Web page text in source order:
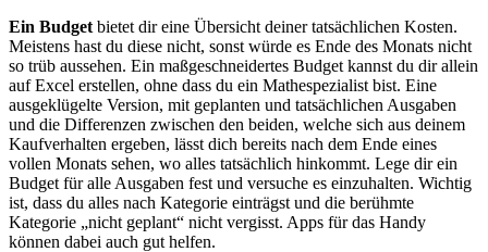
Ein Budget bietet dir eine Übersicht deiner tatsächlichen Kosten.
Meistens hast du diese nicht, sonst würde es Ende des Monats nicht
so trüb aussehen. Ein maßgeschneidertes Budget kannst du dir allein
auf Excel erstellen, ohne dass du ein Mathespezialist bist. Eine
ausgeklügelte Version, mit geplanten und tatsächlichen Ausgaben
und die Differenzen zwischen den beiden, welche sich aus deinem
Kaufverhalten ergeben, lässt dich bereits nach dem Ende eines
vollen Monats sehen, wo alles tatsächlich hinkommt. Lege dir ein
Budget für alle Ausgaben fest und versuche es einzuhalten. Wichtig
ist, dass du alles nach Kategorie einträgst und die berühmte
Kategorie „nicht geplant“ nicht vergisst. Apps für das Handy
können dabei auch gut helfen.